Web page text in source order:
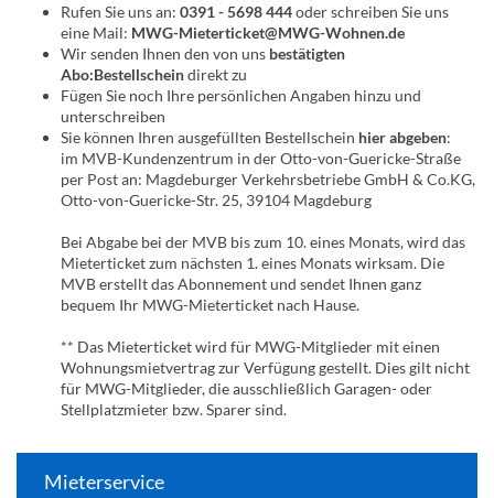
Rufen Sie uns an: 0391 - 5698 444oder schreiben Sie uns
eine Mail: MWG-Mieterticket@MWG-Wohnen.de
Wir senden Ihnen den von uns bestätigten
Abo:Bestellscheindirekt zu
Fügen Sie noch Ihre persönlichen Angaben hinzu und
unterschreiben
Sie können Ihren ausgefüllten Bestellschein hier abgeben:
im MVB-Kundenzentrum in der Otto-von-Guericke-Straße
per Post an: Magdeburger Verkehrsbetriebe GmbH & Co.KG,
Otto-von-Guericke-Str. 25, 39104 Magdeburg
Bei Abgabe bei der MVB bis zum 10. eines Monats, wird das
Mieterticket zum nächsten 1. eines Monats wirksam. Die
MVB erstellt das Abonnement und sendet Ihnen ganz
bequem Ihr MWG-Mieterticket nach Hause.
** Das Mieterticket wird für MWG-Mitglieder mit einen
Wohnungsmietvertrag zur Verfügung gestellt. Dies gilt nicht
für MWG-Mitglieder, die ausschließlich Garagen- oder
Stellplatzmieter bzw. Sparer sind.
Mieterservice